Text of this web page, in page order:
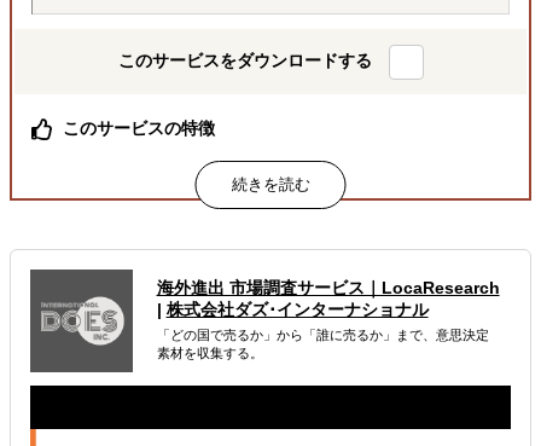
このサービスをダウンロードする
このサービスの特徴
海外実務の情報が一気に収集できる！
海外税務・会計
解決できる課題
どの国に進出するべきか決めたい
自社事業に最適な進出形態を知りたい
海外進出 市場調査サービス｜LocaResearch
| 株式会社ダズ･インターナショナル
「どの国で売るか」から「誰に売るか」まで、意思決定
素材を収集する。